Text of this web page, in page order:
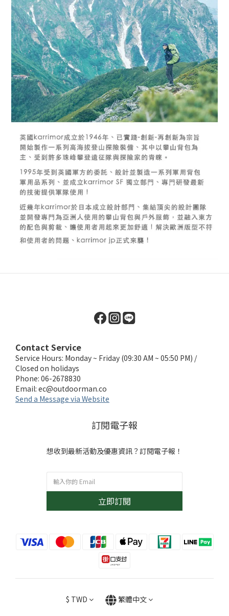
Contact Service
Service Hours: Monday ~ Friday (09:30 AM ~ 05:50 PM) /
Closed on holidays
Phone: 06-2678830
Email: ec@outdoorman.co
Send a Message via Website
訂閱電子報
想收到最新活動及優惠資訊？訂閱電子報！
立即訂閱
$ TWD 繁體中文